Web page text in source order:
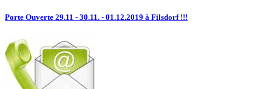
Porte Ouverte 29.11 - 30.11. - 01.12.2019 à Filsdorf !!!